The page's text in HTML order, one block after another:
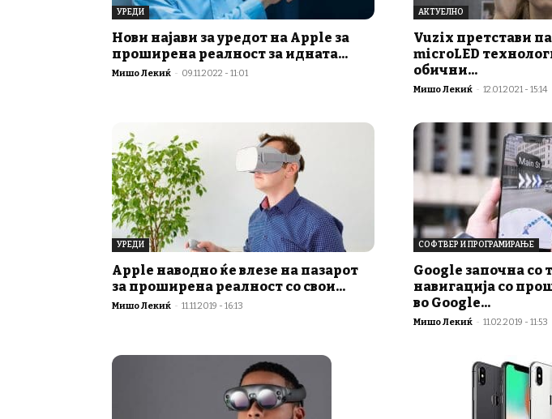
УРЕДИ
Нови најави за уредот на Apple за
проширена реалност за идната...
Мишо Лекиќ - 09.11.2022 - 11:01
АКТУЕЛНО
Vuzix претстави
microLED
обични...
Мишо Лекиќ - 12.01.2021 - 15:14
УРЕДИ
Apple наводно ќе влезе на пазарот
за проширена реалност со свои...
Мишо Лекиќ - 11.11.2019 - 16:13
СОФТВЕР И ПРОГРАМИРАЊЕ
Google започна со
навигација со
во Google...
Мишо Лекиќ - 11.02.2019 - 11:53